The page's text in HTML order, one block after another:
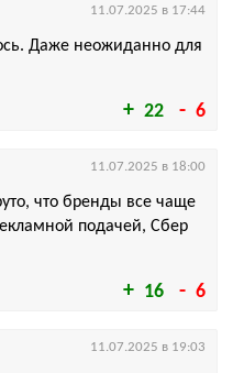
22 6
Даже неожиданно для
11.07.2025 в 17:44
16 6
что бренды все чаще
подачей, Сбер
11.07.2025 в 18:00
11.07.2025 в 19:03